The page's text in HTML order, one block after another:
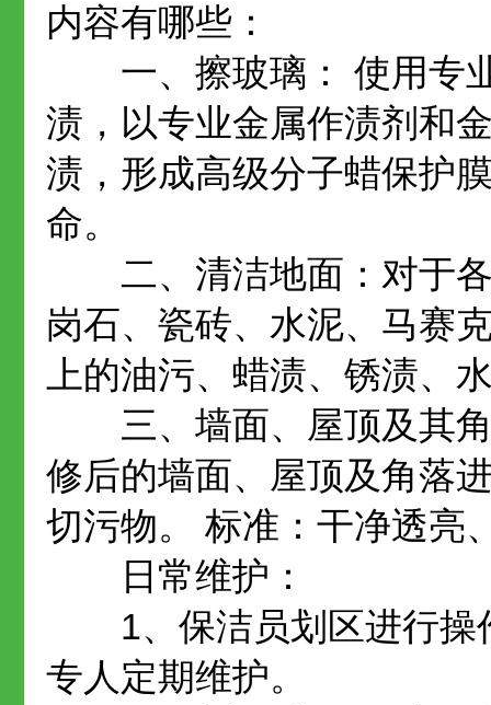
内容有哪些：
一、擦玻璃： 使用专业
渍，以专业金属作渍剂和
渍，形成高级分子蜡保护
命。
二、清洁地面：对于各
岗石、瓷砖、水泥、马赛
上的油污、蜡渍、锈渍、
三、墙面、屋顶及其角
修后的墙面、屋顶及角落
切污物。 标准：干净透亮
日常维护：
1、保洁员划区进行操
专人定期维护。